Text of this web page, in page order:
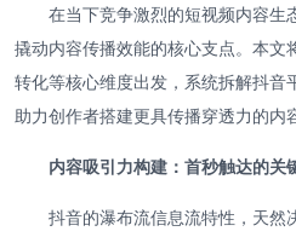
在当下竞争激烈的短视频内容生
撬动内容传播效能的核心支点。本文
转化等核心维度出发，系统拆解抖音
助力创作者搭建更具传播穿透力的内
内容吸引力构建：首秒触达的关
抖音的瀑布流信息流特性，天然